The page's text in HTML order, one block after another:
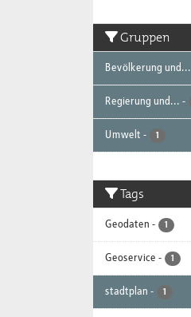
Gruppen
Bevölkerung und...
Regierung und... -
Umwelt - 1
Tags
Geodaten - 1
Geoservice - 1
stadtplan - 1